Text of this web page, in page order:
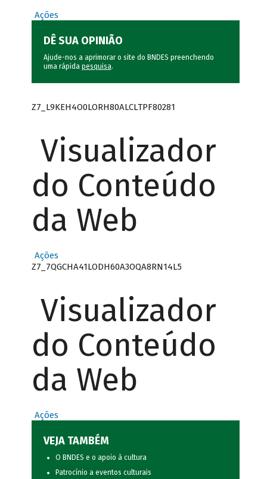
Ações
DÊ SUA OPINIÃO
Ajude-nos a aprimorar o site do BNDES preenchendo
uma rápida pesquisa.
Z7_L9KEH4O0LORH80ALCLTPF80281
Visualizador
do Conteúdo
da Web
Ações
Z7_7QGCHA41LODH60A3OQA8RN14L5
Visualizador
do Conteúdo
da Web
Ações
VEJA TAMBÉM
O BNDES e o apoio à cultura
Patrocínio a eventos culturais